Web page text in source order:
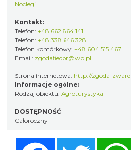
Noclegi
Kontakt:
Telefon: +48 662 864 141
Telefon: +48 338 646 328
Telefon komórkowy: +48 604 515 467
Email: zgodafiedor@wp.pl
Strona internetowa: http://zgoda-
Informacje ogólne:
Rodzaj obiektu: Agroturystyka
DOSTĘPNOŚĆ
Całoroczny
Twitter